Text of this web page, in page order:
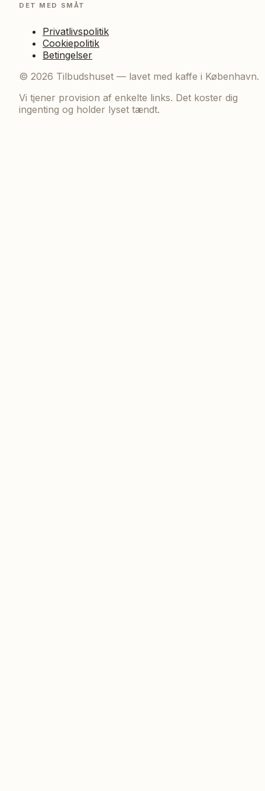
DET MED SMÅT
Privatlivspolitik
Cookiepolitik
Betingelser
© 2026 Tilbudshuset — lavet med kaffe i København.
Vi tjener provision af enkelte links. Det koster dig
ingenting og holder lyset tændt.